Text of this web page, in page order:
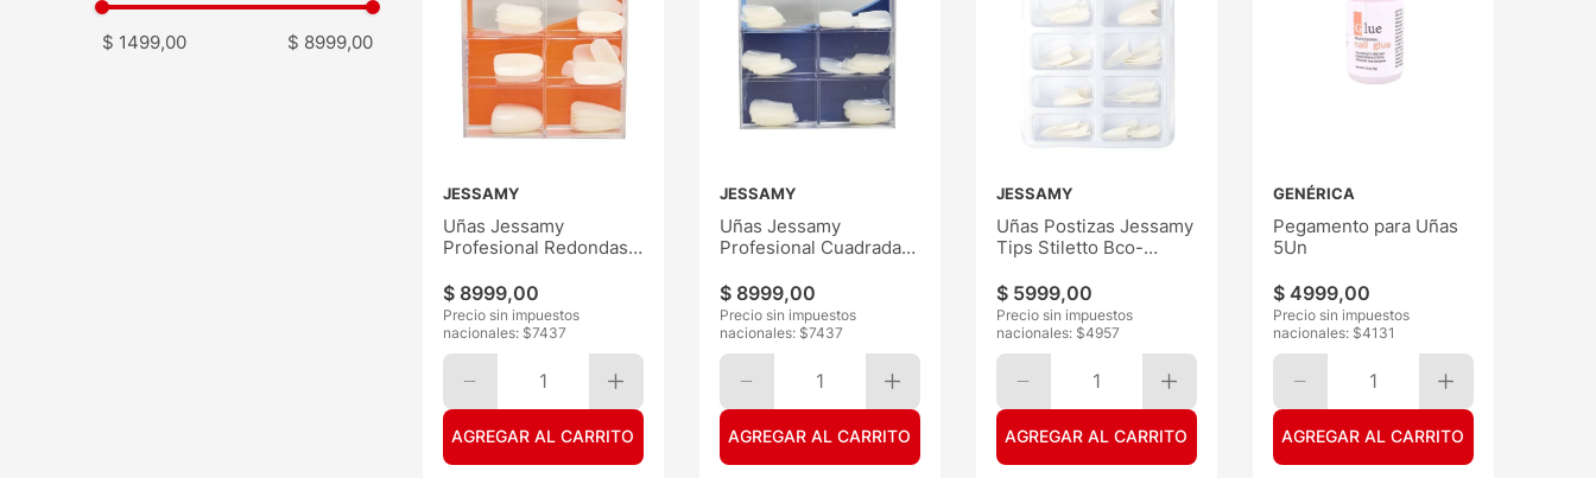
$ 1499,00 $ 8999,00
JESSAMY
Uñas Jessamy
Profesional Redondas
$ 8999,00
Precio sin impuestos
nacionales: $7437
1
AGREGAR AL CARRITO
JESSAMY
Uñas Jessamy
Profesional Cuadradas
$ 8999,00
Precio sin impuestos
nacionales: $7437
1
AGREGAR AL CARRITO
JESSAMY
Uñas Postizas Jessamy
Tips Stiletto Bco-
$ 5999,00
Precio sin impuestos
nacionales: $4957
1
AGREGAR AL CARRITO
GENÉRICA
Pegamento para Uñas
5Un
$ 4999,00
Precio sin impuestos
nacionales: $4131
1
AGREGAR AL CARRITO